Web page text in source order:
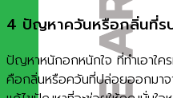
4 ปัญหาควันหรือกลิ่นที่ร
ปัญหาหนักอกหนักใจ ที่ทำเอาใ
คือกลิ่นหรือควันที่ปล่อยออกมา